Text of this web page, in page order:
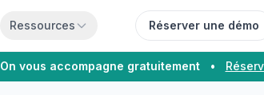
Ressources Réserver une démo
On vous accompagne gratuitement •